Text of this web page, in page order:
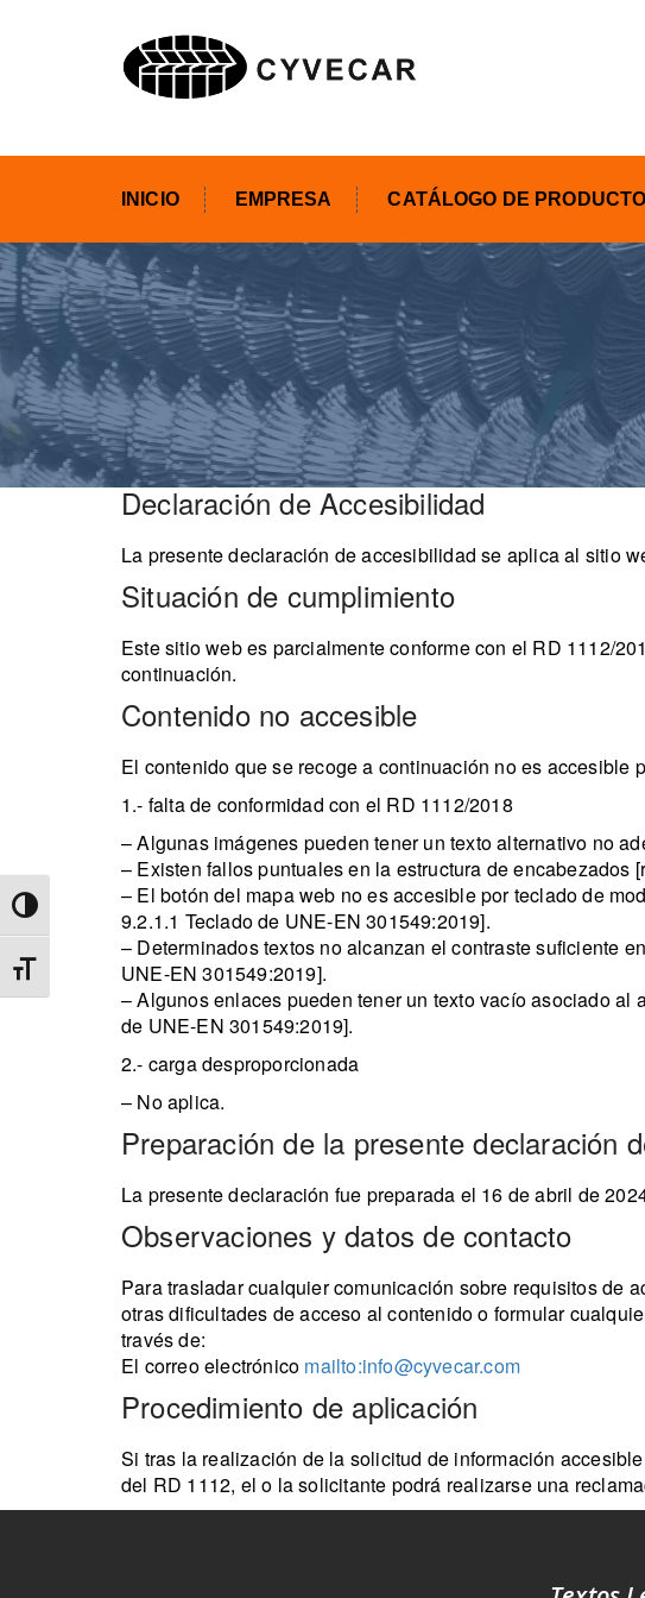
Alternar alto contraste
Alternar tamaño de letra
INICIO EMPRESA CATÁLOGO DE
Declaración de Accesibilidad
La presente declaración de accesibilidad se aplica al sitio
Situación de cumplimiento
Este sitio web es parcialmente conforme con el RD 1112/
continuación.
Contenido no accesible
El contenido que se recoge a continuación no es accesible
1.- falta de conformidad con el RD 1112/2018
– Algunas imágenes pueden tener un texto alternativo no
– Existen fallos puntuales en la estructura de
– El botón del mapa web no es accesible por teclado de
9.2.1.1 Teclado de UNE-EN 301549:2019].
– Determinados textos no alcanzan el contraste suficiente
UNE-EN 301549:2019].
– Algunos enlaces pueden tener un texto vacío asociado
de UNE-EN 301549:2019].
2.- carga desproporcionada
– No aplica.
Preparación de la presente declaración
La presente declaración fue preparada el 16 de abril de
Observaciones y datos de contacto
Para trasladar cualquier comunicación sobre requisitos de
otras dificultades de acceso al contenido o formular
través de:
El correo electrónico mailto:info@cyvecar.com
Procedimiento de aplicación
Si tras la realización de la solicitud de información
del RD 1112, el o la solicitante podrá realizarse una